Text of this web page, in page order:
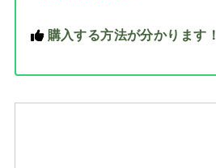
購入する方法が分かります！